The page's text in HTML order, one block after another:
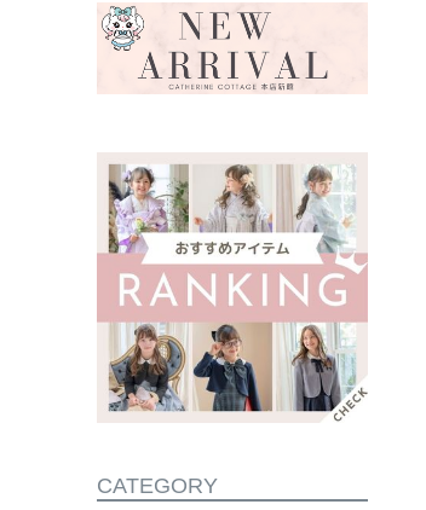
CATEGORY